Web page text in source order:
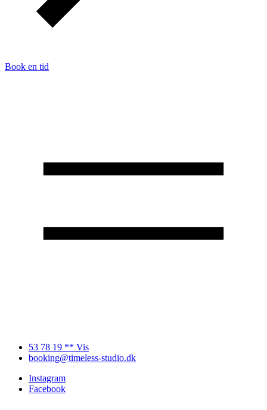
Book en tid
53 78 19 ** Vis
booking@timeless-studio.dk
Instagram
Facebook